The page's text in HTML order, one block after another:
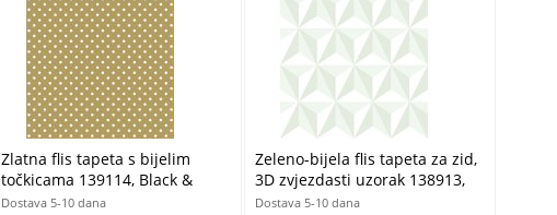
Zlatna flis tapeta s bijelim
točkicama 139114, Black &
White, Esta
Dostava 5-10 dana
Zeleno-bijela flis tapeta za zid,
3D zvjezdasti uzorak 138913,
Little Bandits, Esta
Dostava 5-10 dana